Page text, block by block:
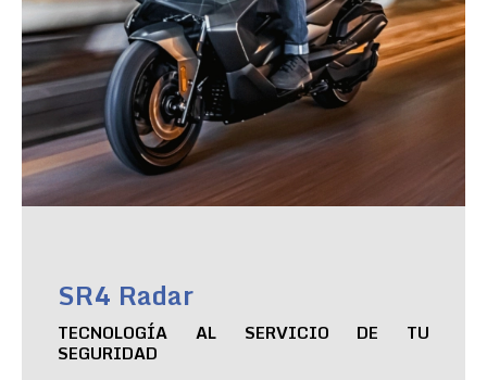
SR4 Radar
TECNOLOGÍA AL SERVICIO DE TU
SEGURIDAD